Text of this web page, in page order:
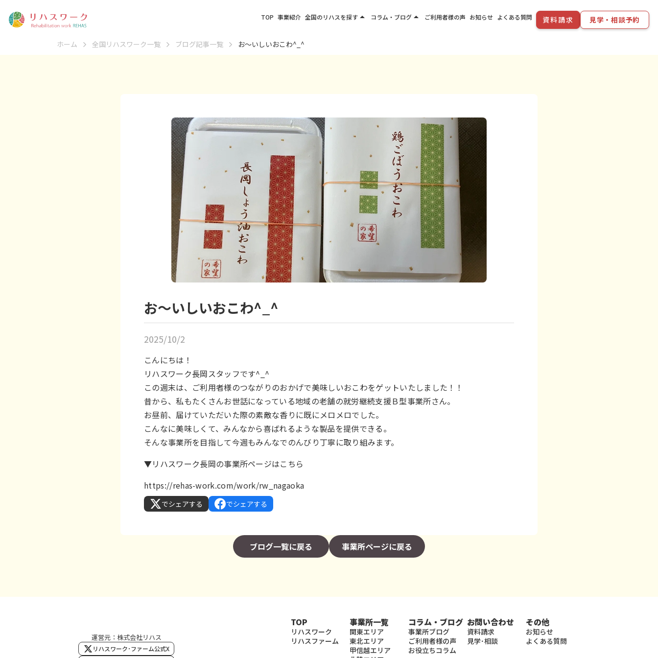
ホーム 全国リハスワーク一覧 ブログ記事一覧 お〜いしいおこわ^_^
お〜いしいおこわ^_^
2025/10/2
こんにちは！
リハスワーク長岡スタッフです^_^
この週末は、ご利用者様のつながりのおかげで美味しいおこわをゲットいたしました！！
昔から、私もたくさんお世話になっている地域の老舗の就労継続支援Ｂ型事業所さん。
お昼前、届けていただいた際の素敵な香りに既にメロメロでした。
こんなに美味しくて、みんなから喜ばれるような製品を提供できる。
そんな事業所を目指して今週もみんなでのんびり丁寧に取り組みます。
▼リハスワーク長岡の事業所ページはこちら
https://rehas-work.com/work/rw_nagaoka
でシェアする でシェアする
ブログ一覧に戻る 事業所ページに戻る
TOP 事業紹介 全国のリハスを探すarrow_drop_up
四国・九州エリア
コラム・ブログarrow_drop_up ご利用者様の声 お知らせ よくある質問 資料請求 見学・相談予約
運営元：株式会社リハス
リハスワーク･ファーム公式X
TOP
リハスワーク
リハスファーム
事業所一覧
関東エリア
東北エリア
甲信越エリア
コラム・ブログ
事業所ブログ
ご利用者様の声
お役立ちコラム
お問い合わせ
資料請求
見学･相談
その他
お知らせ
よくある質問